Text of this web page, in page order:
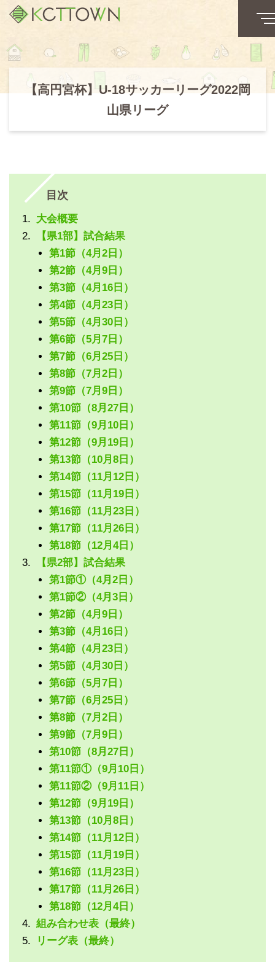
【高円宮杯】U-18サッカーリーグ2022岡
山県リーグ
目次
大会概要
【県1部】試合結果
第1節（4月2日）
第2節（4月9日）
第3節（4月16日）
第4節（4月23日）
第5節（4月30日）
第6節（5月7日）
第7節（6月25日）
第8節（7月2日）
第9節（7月9日）
第10節（8月27日）
第11節（9月10日）
第12節（9月19日）
第13節（10月8日）
第14節（11月12日）
第15節（11月19日）
第16節（11月23日）
第17節（11月26日）
第18節（12月4日）
【県2部】試合結果
第1節①（4月2日）
第1節②（4月3日）
第2節（4月9日）
第3節（4月16日）
第4節（4月23日）
第5節（4月30日）
第6節（5月7日）
第7節（6月25日）
第8節（7月2日）
第9節（7月9日）
第10節（8月27日）
第11節①（9月10日）
第11節②（9月11日）
第12節（9月19日）
第13節（10月8日）
第14節（11月12日）
第15節（11月19日）
第16節（11月23日）
第17節（11月26日）
第18節（12月4日）
組み合わせ表（最終）
リーグ表（最終）